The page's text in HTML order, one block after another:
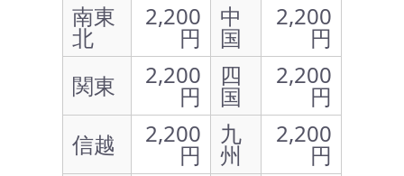
南東
北
2,200
円
中
国
2,200
円
関東
2,200
円
四
国
2,200
円
信越
2,200
円
九
州
2,200
円